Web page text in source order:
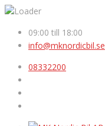
09:00 till 18:00
info@mknordicbil.se
08332200